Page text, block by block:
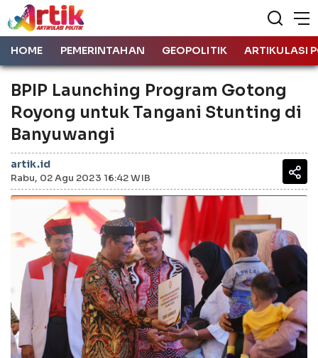
HOME PEMERINTAHAN GEOPOLITIK ARTIKULASI
BPIP Launching Program Gotong
Royong untuk Tangani Stunting di
Banyuwangi
artik.id
Rabu, 02 Agu 2023 16:42 WIB